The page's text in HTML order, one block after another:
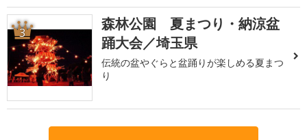
3
森林公園 夏まつり・納涼盆
踊大会／埼玉県
伝統の盆やぐらと盆踊りが楽しめる夏まつ
り